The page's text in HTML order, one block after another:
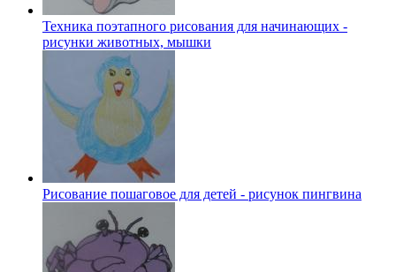
Техника поэтапного рисования для начинающих -
рисунки животных, мышки
Рисование пошаговое для детей - рисунок пингвина